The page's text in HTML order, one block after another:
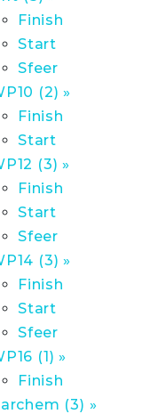
Finish
Start
Sfeer
(2) »
Finish
Start
(3) »
Finish
Start
Sfeer
(3) »
Finish
Start
Sfeer
(1) »
Finish
(3) »